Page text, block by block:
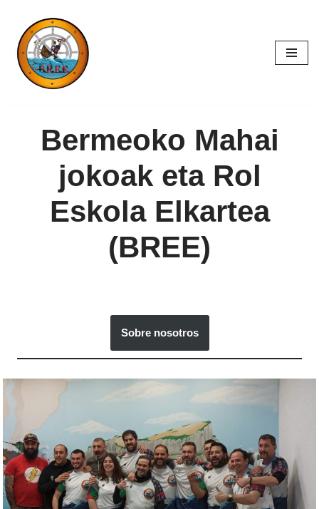
Saltar
al
contenido
Bermeoko Mahai
jokoak eta Rol
Eskola Elkartea
(BREE)
Sobre nosotros